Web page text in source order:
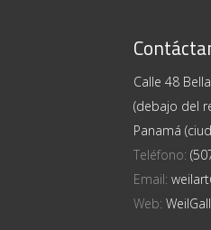
Calle 48
(debajo del
Panamá
Teléfono:
Email:
Web: